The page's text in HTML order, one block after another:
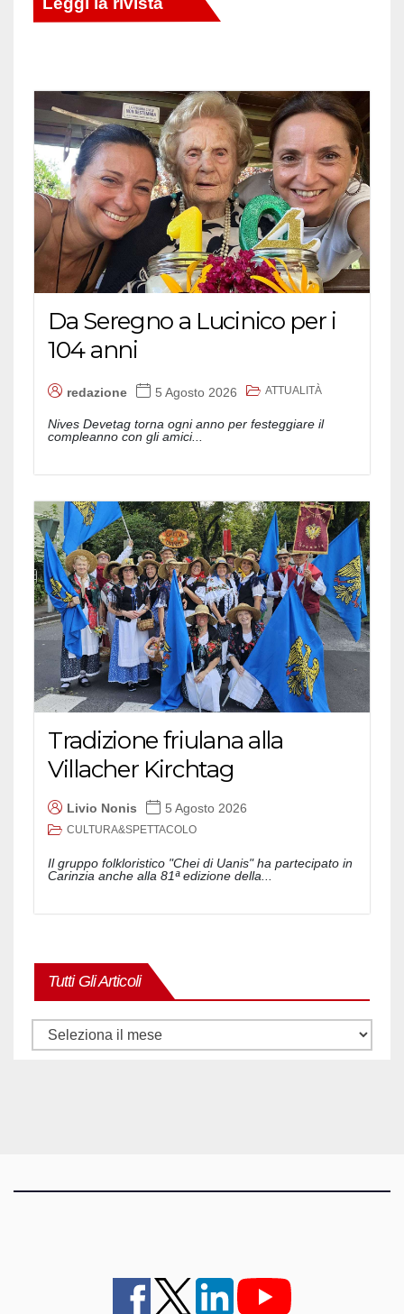
Da Seregno a Lucinico per i
104 anni
redazione 5 Agosto 2026 ATTUALITÀ
Nives Devetag torna ogni anno per festeggiare il
compleanno con gli amici...
Tradizione friulana alla
Villacher Kirchtag
Livio Nonis 5 Agosto 2026
CULTURA&SPETTACOLO
Il gruppo folkloristico "Chei di Uanis" ha partecipato in
Carinzia anche alla 81ª edizione della...
Tutti Gli Articoli
Tutti